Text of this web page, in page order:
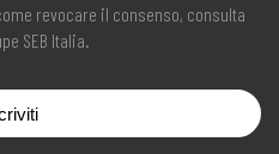
revocare il consenso, consulta
SEB Italia.